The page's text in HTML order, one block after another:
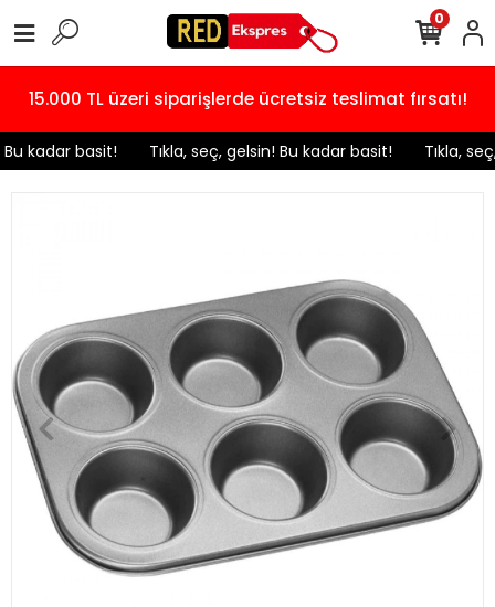
15.000 TL üzeri siparişlerde ücretsiz teslimat fırsatı!
kadar basit! ️ Tıkla, seç, gelsin! Bu kadar basit! Tıkla,
0